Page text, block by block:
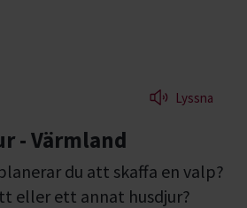
Lyssna
- Värmland
du att skaffa en valp?
eller ett annat husdjur?